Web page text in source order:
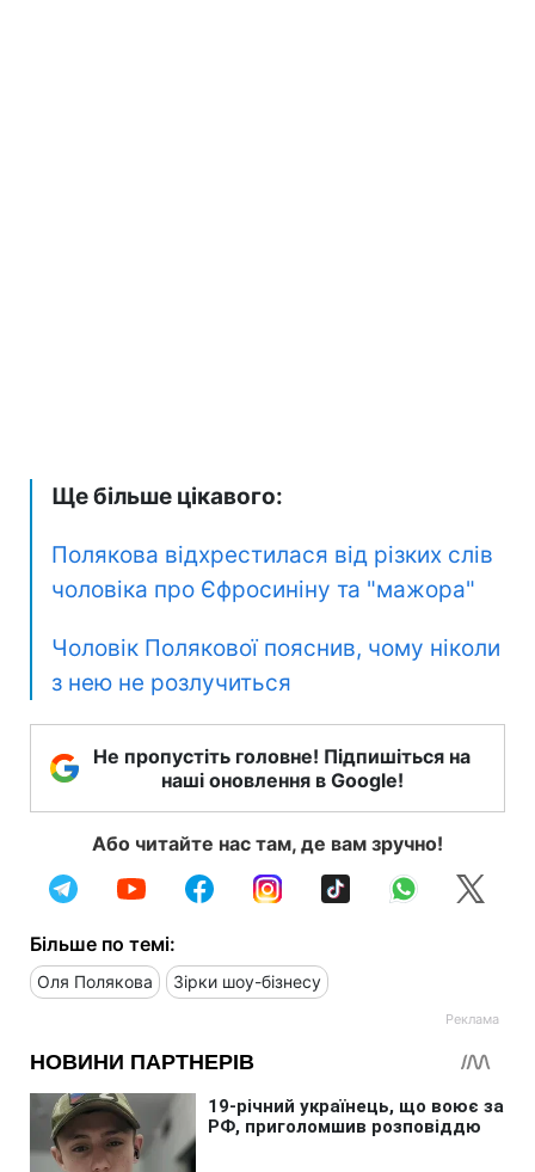
Ще більше цікавого:
Полякова відхрестилася від різких слів
чоловіка про Єфросиніну та "мажора"
Чоловік Полякової пояснив, чому ніколи
з нею не розлучиться
Не пропустіть головне! Підпишіться на
наші оновлення в Google!
Або читайте нас там, де вам зручно!
Більше по темі:
Оля Полякова Зірки шоу-бізнесу